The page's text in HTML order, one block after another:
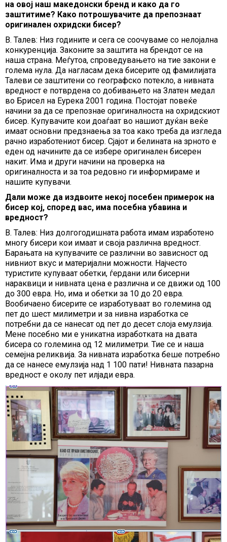
на овој наш македонски бренд и како да го
заштитиме? Како потрошувачите да препознаат
оригинален охридски бисер?
В. Талев: Низ годините и сега се соочуваме со нелојална
конкуренција. Законите за заштита на брендот се на
наша страна. Меѓутоа, спроведувањето на тие закони е
голема нула. Да нагласам дека бисерите од фамилијата
Талеви се заштитени со географско потекло, а нивната
вредност е потврдена со добивањето на Златен медал
во Брисел на Еурека 2001 година. Постојат повеќе
начини за да се препознае оригиналноста на охридскиот
бисер. Купувачите кои доаѓаат во нашиот дуќан веќе
имаат основни предзнаења за тоа како треба да изгледа
рачно изработениот бисер. Сјајот и белината на зрното е
еден од начините да се избере оригинален бисерен
накит. Има и други начини на проверка на
оригиналноста и за тоа редовно ги информираме и
нашите купувачи.
Дали може да издвоите некој посебен примерок на
бисер кој, според вас, има посебна убавина и
вредност?
В. Талев: Низ долгогодишната работа имам изработено
многу бисери кои имаат и своја различна вредност.
Барањата на купувачите се различни во зависност од
нивниот вкус и материјални можности. Најчесто
туристите купуваат обетки, ѓердани или бисерни
нараквици и нивната цена е различна и се движи од 100
до 300 евра. Но, има и обетки за 10 до 20 евра.
Вообичаено бисерите се изработуваат во големина од
пет до шест милиметри и за нивна изработка се
потребни да се нанесат од пет до десет слоја емулзија.
Мене посебно ми е уникатна изработката на двата
бисера со големина од 12 милиметри. Тие се и наша
семејна реликвија. За нивната изработка беше потребно
да се нанесе емулзија над 1 100 пати! Нивната пазарна
вредност е околу пет илјади евра.